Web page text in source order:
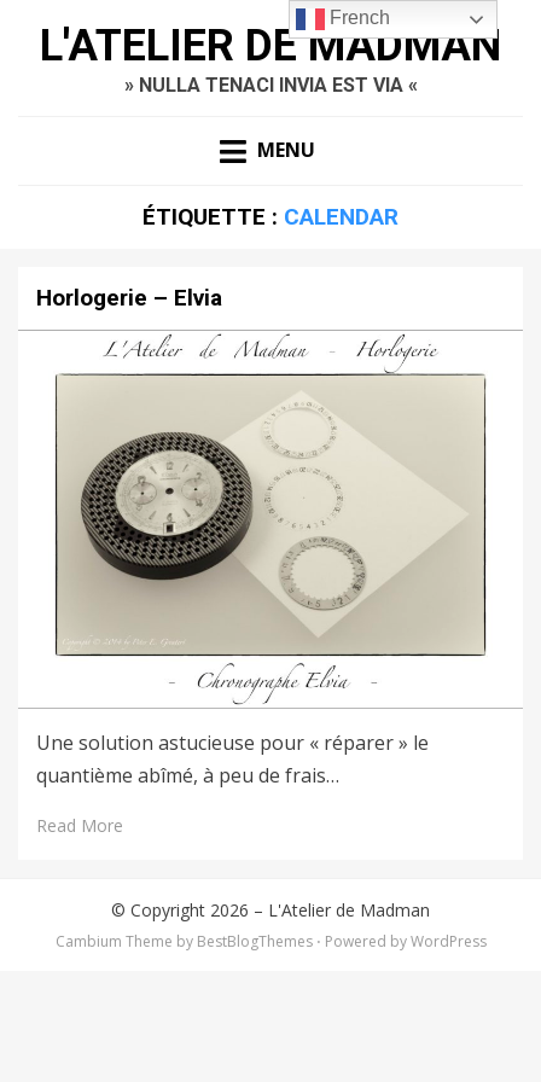
L'ATELIER DE MADMAN
» NULLA TENACI INVIA EST VIA «
MENU
ÉTIQUETTE : CALENDAR
Horlogerie – Elvia
Une solution astucieuse pour « réparer » le
quantième abîmé, à peu de frais…
Read More
© Copyright 2026 – L'Atelier de Madman
Cambium Theme by BestBlogThemes ⋅ Powered byWordPress
French